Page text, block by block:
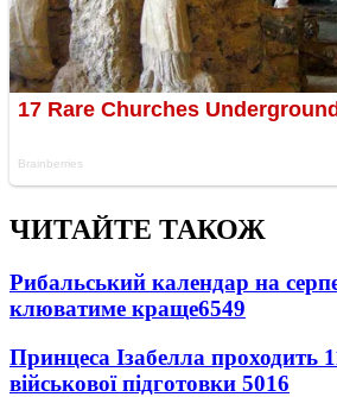
ЧИТАЙТЕ ТАКОЖ
Рибальський календар на
клюватиме краще6549
Принцеса Ізабелла проходить
військової підготовки 5016